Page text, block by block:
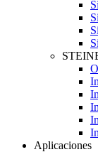
Aplicaciones